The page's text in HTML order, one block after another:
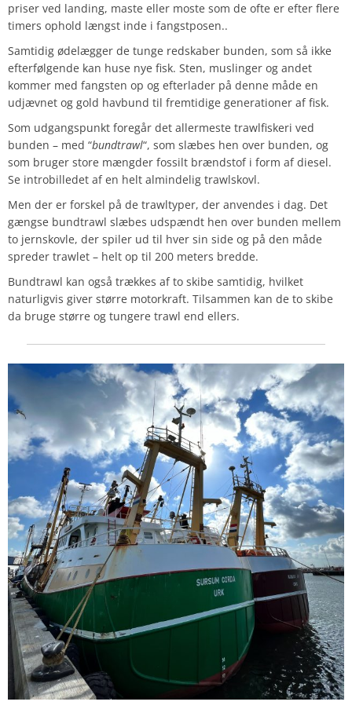
priser ved landing, maste eller moste som de ofte er efter flere
timers ophold længst inde i fangstposen..
Samtidig ødelægger de tunge redskaber bunden, som så ikke
efterfølgende kan huse nye fisk. Sten, muslinger og andet
kommer med fangsten op og efterlader på denne måde en
udjævnet og gold havbund til fremtidige generationer af fisk.
Som udgangspunkt foregår det allermeste trawlfiskeri ved
bunden – med “bundtrawl“, som slæbes hen over bunden, og
som bruger store mængder fossilt brændstof i form af diesel.
Se introbilledet af en helt almindelig trawlskovl.
Men der er forskel på de trawltyper, der anvendes i dag. Det
gængse bundtrawl slæbes udspændt hen over bunden mellem
to jernskovle, der spiler ud til hver sin side og på den måde
spreder trawlet – helt op til 200 meters bredde.
Bundtrawl kan også trækkes af to skibe samtidig, hvilket
naturligvis giver større motorkraft. Tilsammen kan de to skibe
da bruge større og tungere trawl end ellers.